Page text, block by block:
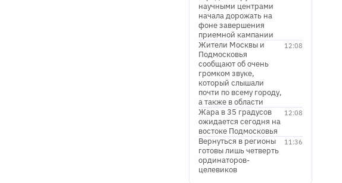
научными центрами
начала дорожать на
фоне завершения
приемной кампании
12:08
Жители Москвы и
Подмосковья
сообщают об очень
громком звуке,
который слышали
почти по всему городу,
а также в области
12:08
Жара в 35 градусов
ожидается сегодня на
востоке Подмосковья
11:36
Вернуться в регионы
готовы лишь четверть
ординаторов-
целевиков